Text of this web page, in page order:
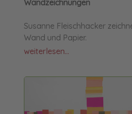
Wandzeichnungen
Susanne Fleischhacker
Wand und Papier.
weiterlesen...